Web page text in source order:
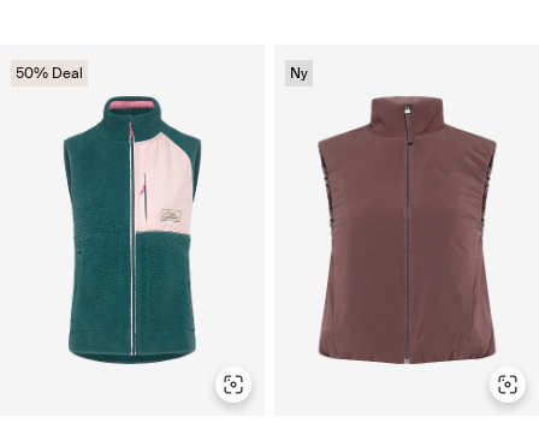
50% Deal Ny